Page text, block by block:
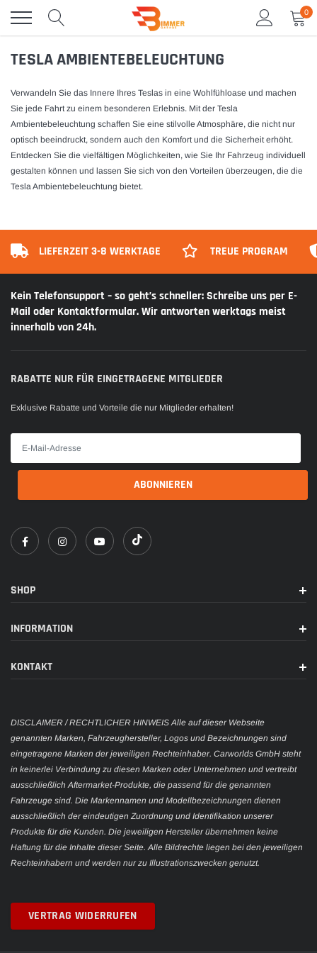
zum
Inhalt
0
TESLA AMBIENTEBELEUCHTUNG
Verwandeln Sie das Innere Ihres Teslas in eine Wohlfühloase und machen
Sie jede Fahrt zu einem besonderen Erlebnis. Mit der Tesla
Ambientebeleuchtung schaffen Sie eine stilvolle Atmosphäre, die nicht nur
optisch beeindruckt, sondern auch den Komfort und die Sicherheit erhöht.
Entdecken Sie die vielfältigen Möglichkeiten, wie Sie Ihr Fahrzeug individuell
gestalten können und lassen Sie sich von den Vorteilen überzeugen, die die
Tesla Ambientebeleuchtung bietet.
LIEFERZEIT 3-8 WERKTAGE TREUE PROGRAM
Kein Telefonsupport – so geht’s schneller: Schreibe uns per E-
Mail oder Kontaktformular. Wir antworten werktags meist
innerhalb von 24h.
RABATTE NUR FÜR EINGETRAGENE MITGLIEDER
Exklusive Rabatte und Vorteile die nur Mitglieder erhalten!
SHOP
INFORMATION
KONTAKT
DISCLAIMER / RECHTLICHER HINWEIS Alle auf dieser Webseite
genannten Marken, Fahrzeughersteller, Logos und Bezeichnungen sind
eingetragene Marken der jeweiligen Rechteinhaber. Carworlds GmbH steht
in keinerlei Verbindung zu diesen Marken oder Unternehmen und vertreibt
ausschließlich Aftermarket-Produkte, die passend für die genannten
Fahrzeuge sind. Die Markennamen und Modellbezeichnungen dienen
ausschließlich der eindeutigen Zuordnung und Identifikation unserer
Produkte für die Kunden. Die jeweiligen Hersteller übernehmen keine
Haftung für die Inhalte dieser Seite. Alle Bildrechte liegen bei den jeweiligen
Rechteinhabern und werden nur zu Illustrationszwecken genutzt.
VERTRAG WIDERRUFEN